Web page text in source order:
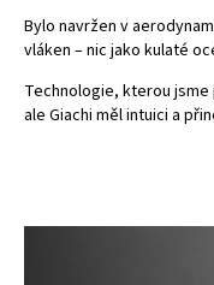
Bylo navržen v
vláken – nic jako kulaté
Technologie, kterou
ale Giachi měl intuici a